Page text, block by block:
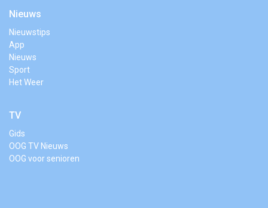
Nieuws
Nieuwstips
App
Nieuws
Sport
Het Weer
TV
Gids
OOG TV Nieuws
OOG voor senioren